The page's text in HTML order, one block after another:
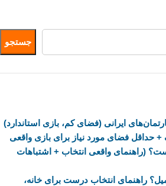
جستجو
ایرانی (فضای کم، بازی استاندارد)
+ حداقل فضای مورد نیاز برای بازی واقعی
(راهنمای واقعی انتخاب + اشتباهات
پینگ پنگ ۱۶ میل یا ۲۵ میل؟ راهنمای انتخاب درست برای خانه،